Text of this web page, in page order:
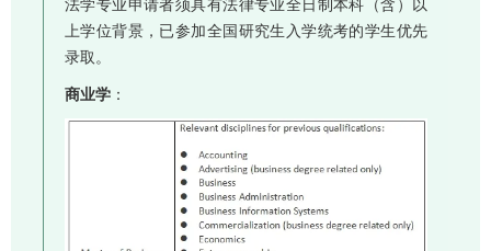
法学专业申请者须具有法律专业全日制本科（含）以
上学位背景，已参加全国研究生入学统考的学生优先
录取。
商业学：